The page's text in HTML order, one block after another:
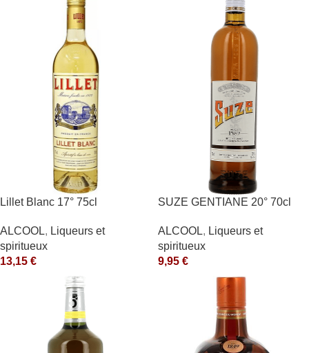
Lillet Blanc 17° 75cl
ALCOOL, Liqueurs et
spiritueux
13,15 €
SUZE GENTIANE 20° 70cl
ALCOOL, Liqueurs et
spiritueux
9,95 €